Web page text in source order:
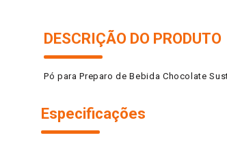
DESCRIÇÃO DO PRODUTO
Pó para Preparo de Bebida Chocolate
Especificações